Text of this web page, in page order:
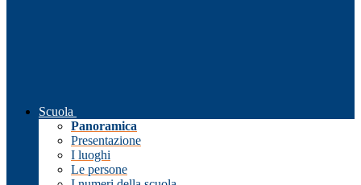
Scuola
Panoramica
Presentazione
I luoghi
Le persone